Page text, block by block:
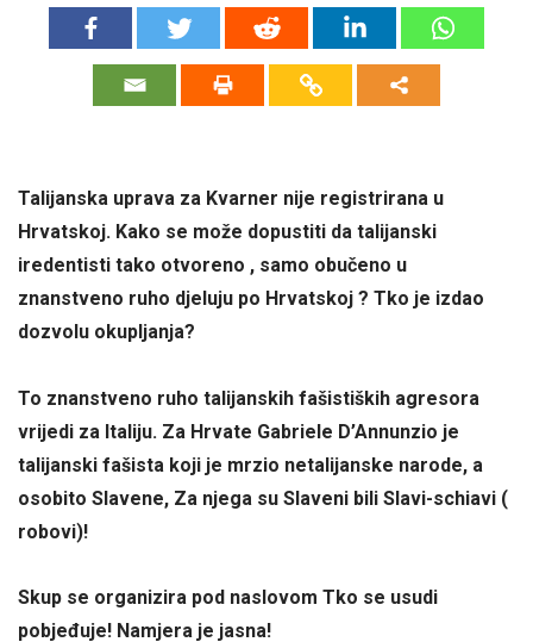
Talijanska uprava za Kvarner nije registrirana u
Hrvatskoj. Kako se može dopustiti da talijanski
iredentisti tako otvoreno , samo obučeno u
znanstveno ruho djeluju po Hrvatskoj ? Tko je izdao
dozvolu okupljanja?
To znanstveno ruho talijanskih fašistiških agresora
vrijedi za Italiju. Za Hrvate Gabriele D’Annunzio je
talijanski fašista koji je mrzio netalijanske narode, a
osobito Slavene, Za njega su Slaveni bili Slavi-schiavi (
robovi)!
Skup se organizira pod naslovom Tko se usudi
pobjeđuje! Namjera je jasna!